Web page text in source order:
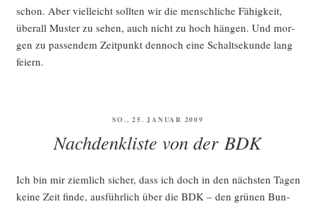
schon. Aber viel­leicht soll­ten wir die mensch­li­che Fähig­keit,
über­all Mus­ter zu sehen, auch nicht zu hoch hän­gen. Und mor­
gen zu pas­sen­dem Zeit­punkt den­noch eine Schalt­se­kun­de lang
feiern.
VERÖFFENTLICHT
SO., 25. JANUAR 2009
Nachdenkliste von der BDK
Ich bin mir ziem­lich sicher, dass ich doch in den nächs­ten Tagen
kei­ne Zeit fin­de, aus­führ­lich über die BDK – den grü­nen Bun­